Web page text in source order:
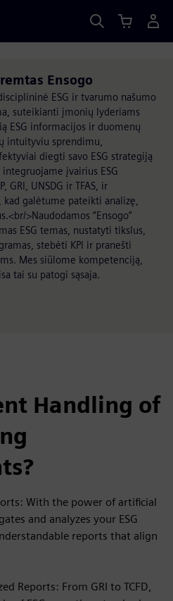
Ensogo
ESG ir tvarumo našumo
suteikianti įmonių lyderiams
ESG informacijos ir duomenų
intuityviu sprendimu,
diegti savo ESG strategiją
įvairius ESG
GRI, UNSDG ir TFAS, ir
galėtume pateikti analizę,
>Naudodamos “Ensogo”
ESG temas, nustatyti tikslus,
stebėti KPI ir pranešti
Mes siūlome kompetenciją,
tai su patogi sąsaja.
Handling of
With the power of artificial
and analyzes your ESG
reports that align
Reports: From GRI to TCFD,